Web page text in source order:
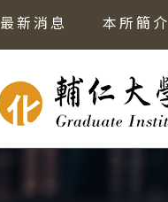
最新消息 本所簡介